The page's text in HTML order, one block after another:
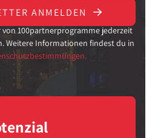
ANMELDEN
100partnerprogramme jederzeit
Weitere Informationen findest du in